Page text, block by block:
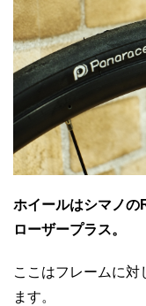
ホイールはシマノの
ローザープラス。
ここはフレームに対
ます。